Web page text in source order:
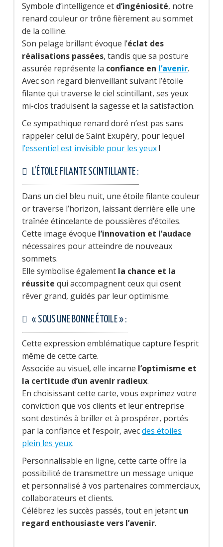
Symbole d’intelligence et d’ingéniosité, notre
renard couleur or trône fièrement au sommet
de la colline.
Son pelage brillant évoque l’éclat des
réalisations passées, tandis que sa posture
assurée représente la confiance en l’avenir.
Avec son regard bienveillant suivant l’étoile
filante qui traverse le ciel scintillant, ses yeux
mi-clos traduisent la sagesse et la satisfaction.
Ce sympathique renard doré n’est pas sans
rappeler celui de Saint Exupéry, pour lequel
l’essentiel est invisible pour les yeux!
L’ÉTOILE FILANTE SCINTILLANTE :
Dans un ciel bleu nuit, une étoile filante couleur
or traverse l’horizon, laissant derrière elle une
traînée étincelante de poussières d’étoiles.
Cette image évoque l’innovation et l’audace
nécessaires pour atteindre de nouveaux
sommets.
Elle symbolise également la chance et la
réussite qui accompagnent ceux qui osent
rêver grand, guidés par leur optimisme.
« SOUS UNE BONNE ÉTOILE » :
Cette expression emblématique capture l’esprit
même de cette carte.
Associée au visuel, elle incarne l’optimisme et
la certitude d’un avenir radieux.
En choisissant cette carte, vous exprimez votre
conviction que vos clients et leur entreprise
sont destinés à briller et à prospérer, portés
par la confiance et l’espoir, avecdes étoiles
plein les yeux.
Personnalisable en ligne, cette carte offre la
possibilité de transmettre un message unique
et personnalisé à vos partenaires commerciaux,
collaborateurs et clients.
Célébrez les succès passés, tout en jetant un
regard enthousiaste vers l’avenir.